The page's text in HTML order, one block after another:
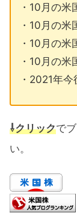
・10月の
・10月の
・10月の
・10月の
・2021年
⇩クリックで
い。